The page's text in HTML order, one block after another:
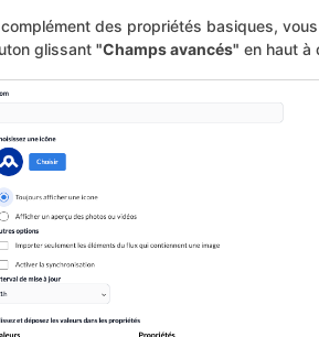
complément des propriétés basiques,
glissant"Champs avancés" en haut à